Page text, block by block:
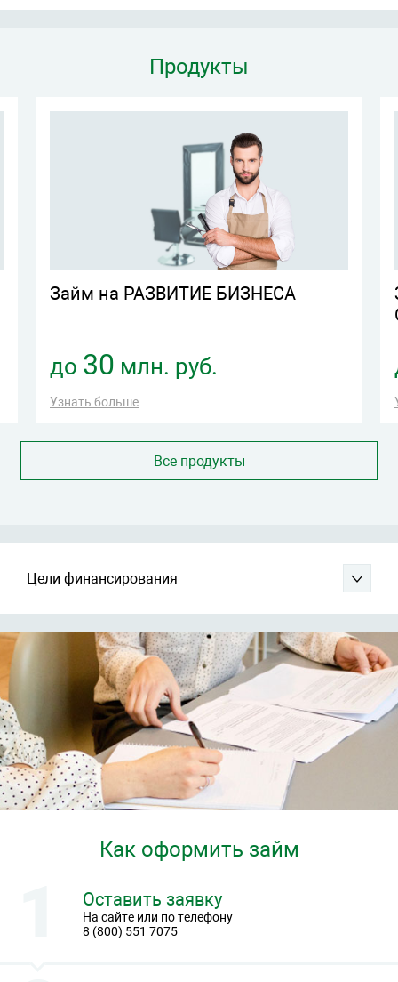
Продукты
Займ на РАЗВИТИЕ БИЗНЕСА
до 30 млн. руб.
Узнать больше
Все продукты
Цели финансирования
Как оформить займ
На сайте или по телефону
8 (800) 551 7075
Оставить заявку